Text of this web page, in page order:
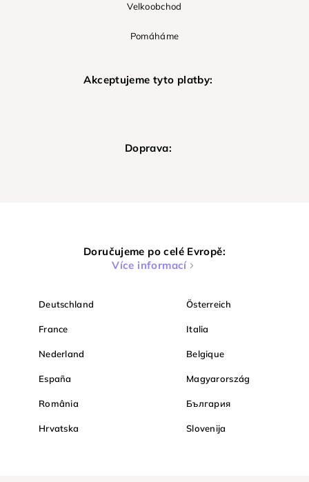
Velkoobchod
Pomáháme
Akceptujeme tyto platby:
Doprava:
Doručujeme po celé Evropě:
Více informací
Deutschland Österreich
France Italia
Nederland Belgique
España Magyarország
România България
Hrvatska Slovenija